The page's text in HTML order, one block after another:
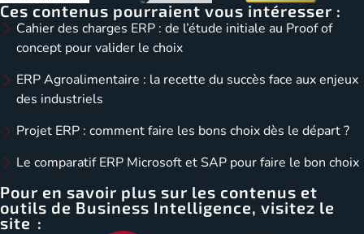
Ces contenus pourraient vous intéresser :
Cahier des charges ERP : de l’étude initiale au Proof of
concept pour valider le choix
ERP Agroalimentaire : la recette du succès face aux enjeux
des industriels
Projet ERP : comment faire les bons choix dès le départ ?
Le comparatif ERP Microsoft et SAP pour faire le bon choix
Pour en savoir plus sur les contenus et
outils de Business Intelligence, visitez le
site :